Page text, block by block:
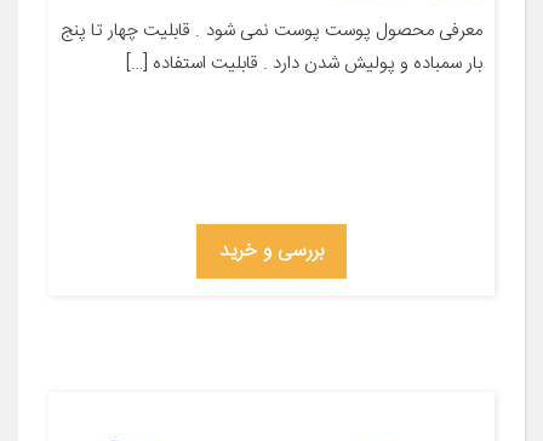
معرفی محصول پوست پوست نمی شود . قابلیت چهار تا پنج
بار سمباده و پولیش شدن دارد . قابلیت استفاده […]
بررسی و خرید